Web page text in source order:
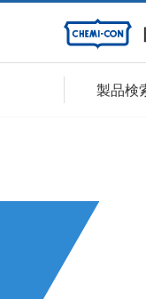
製品検